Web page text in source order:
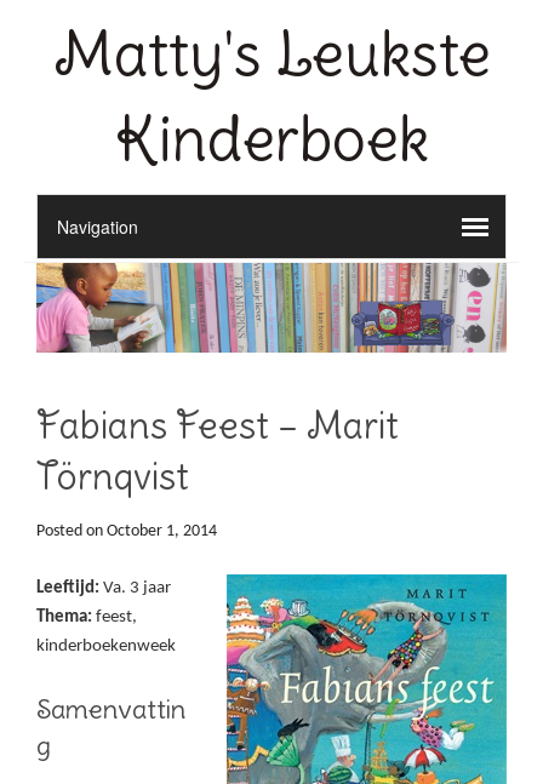
Matty's Leukste
Kinderboek
Fabians Feest – Marit
Törnqvist
Posted on October 1, 2014
Leeftijd: Va. 3 jaar
Thema: feest,
kinderboekenweek
Samenvattin
g